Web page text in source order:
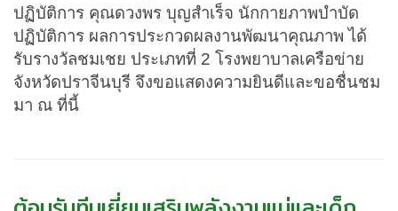
ปฏิบัติการ คุณดวงพร บุญสำเร็จ นักกายภาพบำบัด
ปฏิบัติการ ผลการประกวดผลงานพัฒนาคุณภาพ ได้
รับรางวัลชมเชย ประเภทที่ 2 โรงพยาบาลเครือข่าย
จังหวัดปราจีนบุรี จึงขอแสดงความยินดีและขอชื่นชม
มา ณ ที่นี้